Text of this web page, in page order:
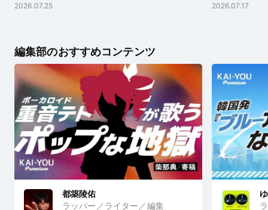
2026.07.25 2026.07.17
編集部のおすすめコンテンツ
都築陵佑
ラッパー／ライター／編集